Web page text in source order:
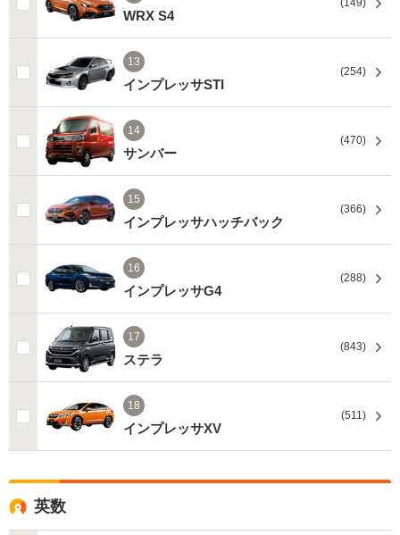
WRX S4
(149)
13
インプレッサSTI
(254)
14
サンバー
(470)
15
インプレッサハッチバック
(366)
16
インプレッサG4
(288)
17
ステラ
(843)
18
インプレッサXV
(511)
英数